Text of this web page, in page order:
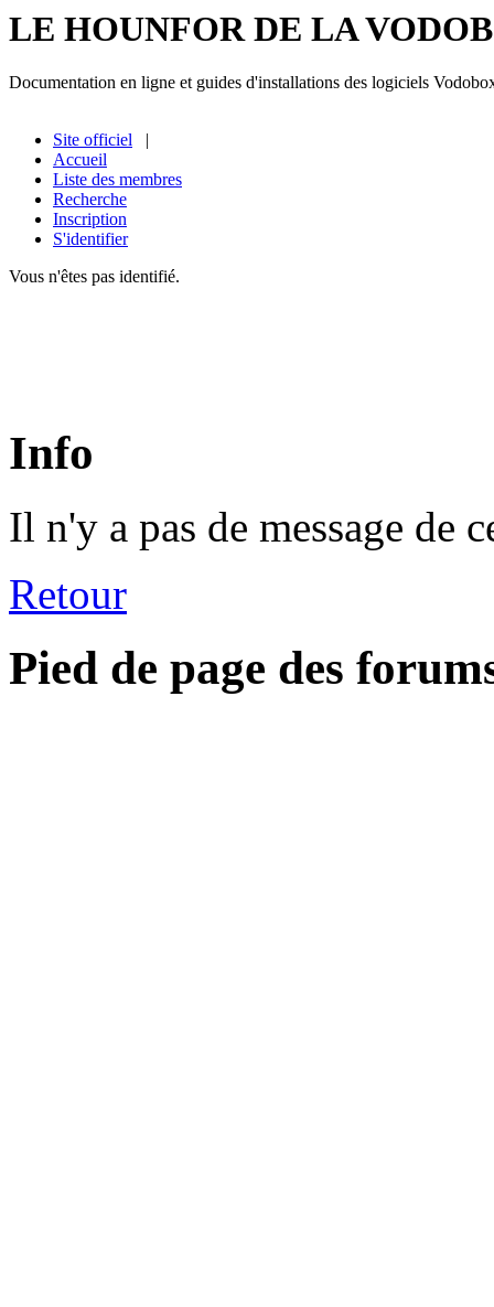
LE HOUNFOR DE LA
Documentation en ligne et guides d'installations des logiciels
Site officiel |
Accueil
Liste des membres
Recherche
Inscription
S'identifier
Vous n'êtes pas identifié.
Info
Il n'y a pas de message de
Retour
Pied de page des